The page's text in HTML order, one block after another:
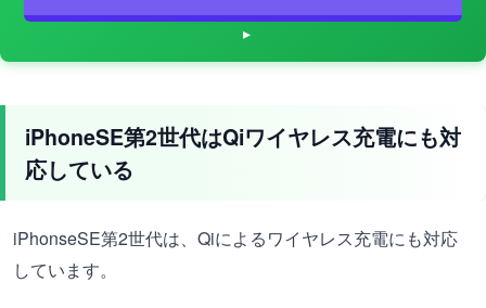
iPhoneSE第2世代はQiワイヤレス充電にも対
応している
iPhonseSE第2世代は、Qiによるワイヤレス充電にも対応
しています。